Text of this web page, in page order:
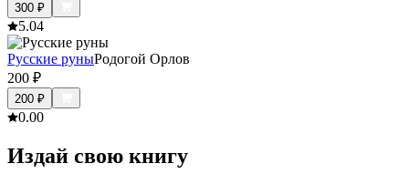
300 ₽
5.04
Русские руныРодогой Орлов
200 ₽
200 ₽
0.00
Издай свою книгу